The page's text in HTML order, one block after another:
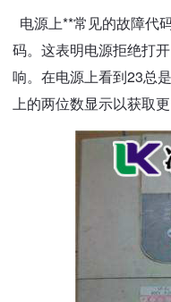
电源上**常见的故障代
码。这表明电源拒绝打
响。在电源上看到23总
上的两位数显示以获取更